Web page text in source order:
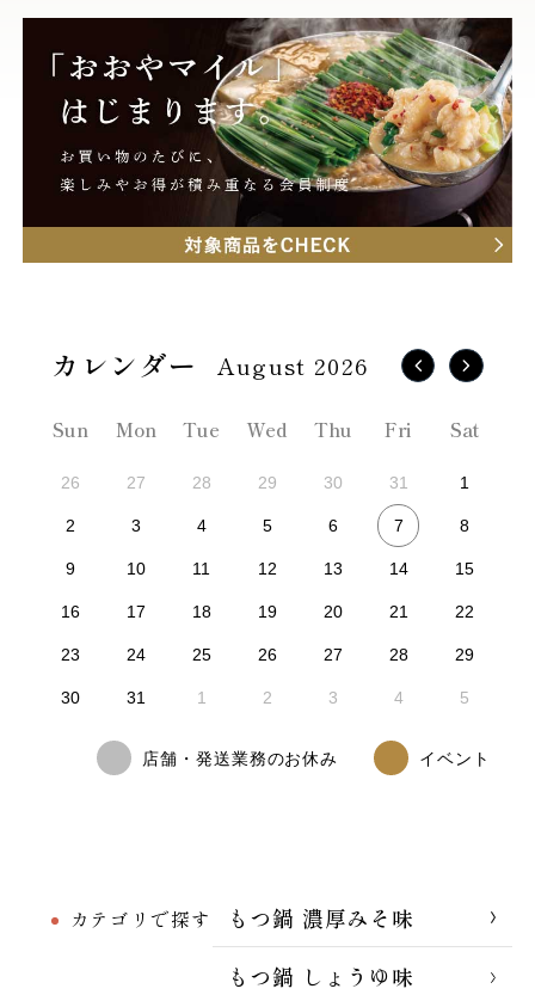
カテゴリで探す
もつ鍋 濃厚みそ味
もつ鍋 しょうゆ味
August 2026
Sun Mon Tue Wed Thu Fri Sat
26 27 28 29 30 31 1
2 3 4 5 6 7 8
9 10 11 12 13 14 15
16 17 18 19 20 21 22
23 24 25 26 27 28 29
30 31 1 2 3 4 5
店舗・発送業務のお休み イベント